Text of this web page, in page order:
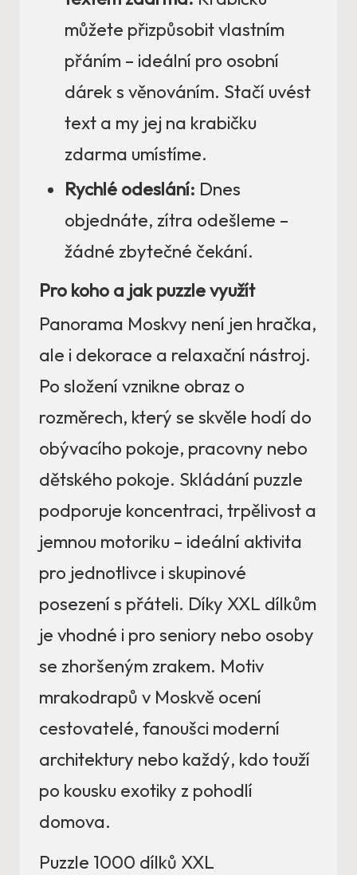
můžete přizpůsobit vlastním
přáním – ideální pro osobní
dárek s věnováním. Stačí uvést
text a my jej na krabičku
zdarma umístíme.
Rychlé odeslání: Dnes
objednáte, zítra odešleme –
žádné zbytečné čekání.
Pro koho a jak puzzle využít
Panorama Moskvy není jen hračka,
ale i dekorace a relaxační nástroj.
Po složení vznikne obraz o
rozměrech, který se skvěle hodí do
obývacího pokoje, pracovny nebo
dětského pokoje. Skládání puzzle
podporuje koncentraci, trpělivost a
jemnou motoriku – ideální aktivita
pro jednotlivce i skupinové
posezení s přáteli. Díky XXL dílkům
je vhodné i pro seniory nebo osoby
se zhoršeným zrakem. Motiv
mrakodrapů v Moskvě ocení
cestovatelé, fanoušci moderní
architektury nebo každý, kdo touží
po kousku exotiky z pohodlí
domova.
Puzzle 1000 dílků XXL